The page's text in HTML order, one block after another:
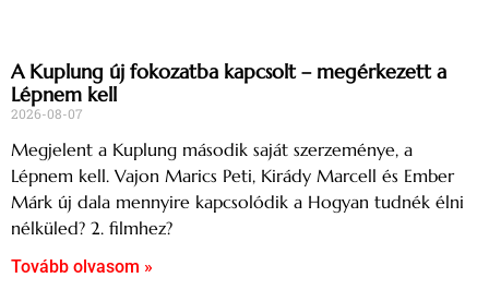
A Kuplung új fokozatba kapcsolt – megérkezett a
Lépnem kell
2026-08-07
Megjelent a Kuplung második saját szerzeménye, a
Lépnem kell. Vajon Marics Peti, Kirády Marcell és Ember
Márk új dala mennyire kapcsolódik a Hogyan tudnék élni
nélküled? 2. filmhez?
Tovább olvasom »